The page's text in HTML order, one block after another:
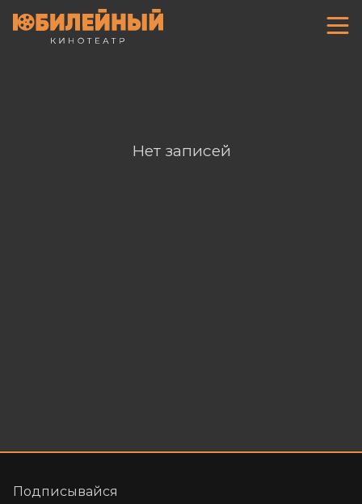
Нет записей
Подписывайся